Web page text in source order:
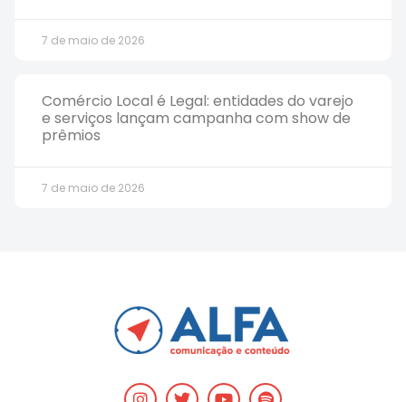
7 de maio de 2026
Comércio Local é Legal: entidades do varejo
e serviços lançam campanha com show de
prêmios
7 de maio de 2026